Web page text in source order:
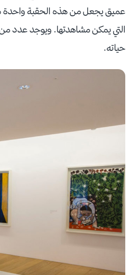
عميق يجعل من هذه الحقبة واحدة
التي يمكن مشاهدتها. ويوجد عدد من
حياته.